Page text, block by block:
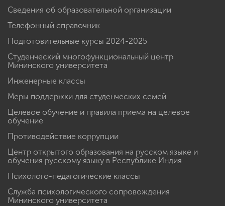
Сведения об образовательной организации
Телефонный справочник
Подготовительные курсы 2024-2025
Студенческий многофункциональный центр
Мининского университета
Инженерные классы
Меры поддержки для студенческих семей
Целевое обучение и правила приема на целевое
обучение
Противодействие коррупции
Центр открытого образования на русском языке и
обучения русскому языку в Республике Индия
Психолого-педагогические классы
Служба психологического сопровождения
Мининского университета